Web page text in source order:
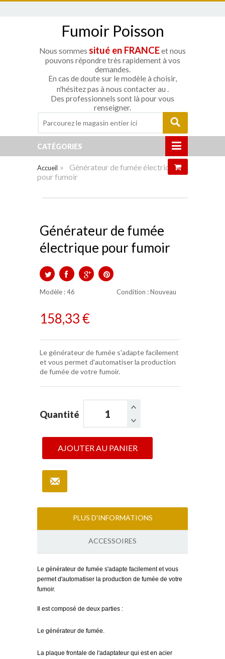
Fumoir Poisson
Nous sommes situé en FRANCEet nous
pouvons répondre très rapidement à vos
demandes.
En cas de doute sur le modèle à choisir,
n'hésitez pas à nous contacter au .
Des professionnels sont là pour vous
renseigner.
CATÉGORIES
Accueil »
Générateur de fumée électrique
pour fumoir
Générateur de fumée
électrique pour fumoir
Modèle :46 Condition : Nouveau
158,33 €
Le générateur de fumée s'adapte facilement
et vous permet d'automatiser la production
de fumée de votre fumoir.
Quantité
AJOUTER AU PANIER
PLUS D'INFORMATIONS
ACCESSOIRES
Le générateur de fumée s'adapte facilement et vous
permet d'automatiser la production de fumée de votre
fumoir.
Il est composé de deux parties :
Le générateur de fumée.
La plaque frontale de l'adaptateur qui est en acier